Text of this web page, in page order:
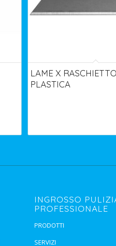
LAME X
PLASTICA
INGROSSO
PROFESSIONALE
PRODOTTI
SERVIZI